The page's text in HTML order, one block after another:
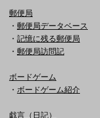
郵便局
・ 郵便局データベース
・ 記憶に残る郵便局
・ 郵便局訪問記
ボードゲーム
・ ボードゲーム紹介
戯言（日記）